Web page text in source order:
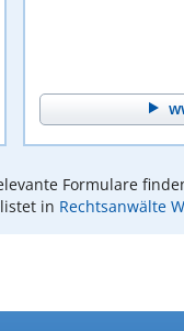
Formulare
in Rechtsanwälte